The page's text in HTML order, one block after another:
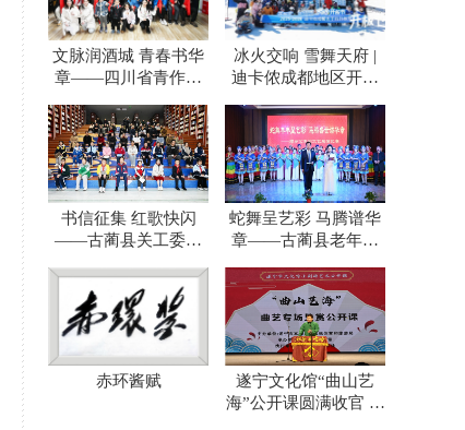
文脉润酒城 青春书华
章——四川省青作协
之路
冰火交响 雪舞天府 |
迪卡侬成都地区开板
书信征集 红歌快闪
——古蔺县关工委包
蛇舞呈艺彩 马腾谱华
章——古蔺县老年人
艺展
赤环酱赋
遂宁文化馆“曲山艺
海”公开课圆满收官 年